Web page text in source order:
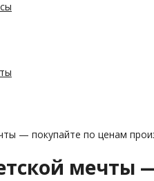
— покупайте по ценам
мечты